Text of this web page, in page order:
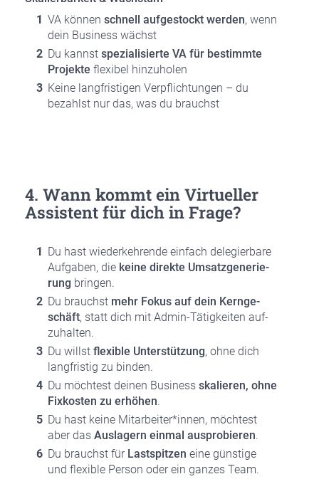
VA kön­nen schnell auf­ge­stockt wer­den, wenn
dein Busi­ness wächst
Du kannst spe­zia­li­sier­te VA für bestimm­te
Pro­jek­te fle­xi­bel hin­zu­ho­len
Kei­ne lang­fris­ti­gen Ver­pflich­tun­gen – du
bezahlst nur das, was du brauchst
4. Wann kommt ein Vir­tu­el­ler
Assis­tent für dich in Fra­ge?
Du hast wie­der­keh­ren­de ein­fach dele­gier­ba­re
Auf­ga­ben, die kei­ne direk­te Umsatz­ge­ne­rie­
rung brin­gen.
Du brauchst mehr Fokus auf dein Kern­ge­
schäft, statt dich mit Admin-Tätig­kei­ten auf­
zu­hal­ten.
Du willst fle­xi­ble Unter­stüt­zung, ohne dich
lang­fris­tig zu bin­den.
Du möch­test dei­nen Busi­ness ska­lie­ren, ohne
Fix­kos­ten zu erhö­hen.
Du hast kei­ne Mitarbeiter*innen, möch­test
aber das Aus­la­gern ein­mal aus­pro­bie­ren.
Du brauchst für Last­spit­zen eine güns­ti­ge
und fle­xi­ble Per­son oder ein gan­zes Team.